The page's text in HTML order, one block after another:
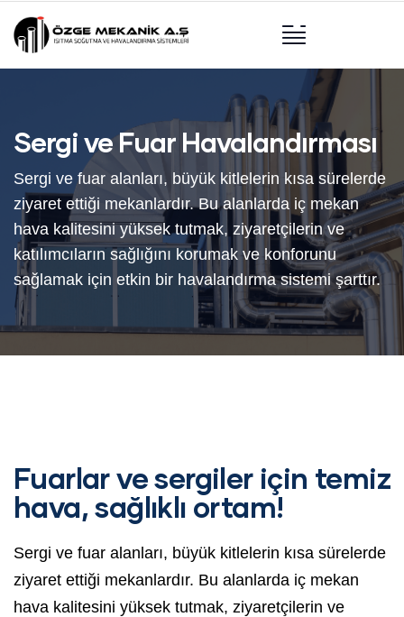
Sergi ve Fuar Havalandırması
Sergi ve fuar alanları, büyük kitlelerin kısa sürelerde
ziyaret ettiği mekanlardır. Bu alanlarda iç mekan
hava kalitesini yüksek tutmak, ziyaretçilerin ve
katılımcıların sağlığını korumak ve konforunu
sağlamak için etkin bir havalandırma sistemi şarttır.
Fuarlar ve sergiler için temiz
hava, sağlıklı ortam!
Sergi ve fuar alanları, büyük kitlelerin kısa sürelerde
ziyaret ettiği mekanlardır. Bu alanlarda iç mekan
hava kalitesini yüksek tutmak, ziyaretçilerin ve